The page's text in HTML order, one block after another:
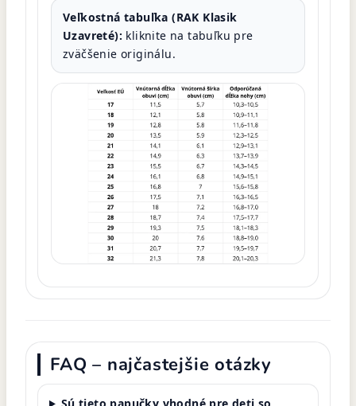
Veľkostná tabuľka (RAK Klasik
Uzavreté): kliknite na tabuľku pre
zväčšenie originálu.
FAQ – najčastejšie otázky